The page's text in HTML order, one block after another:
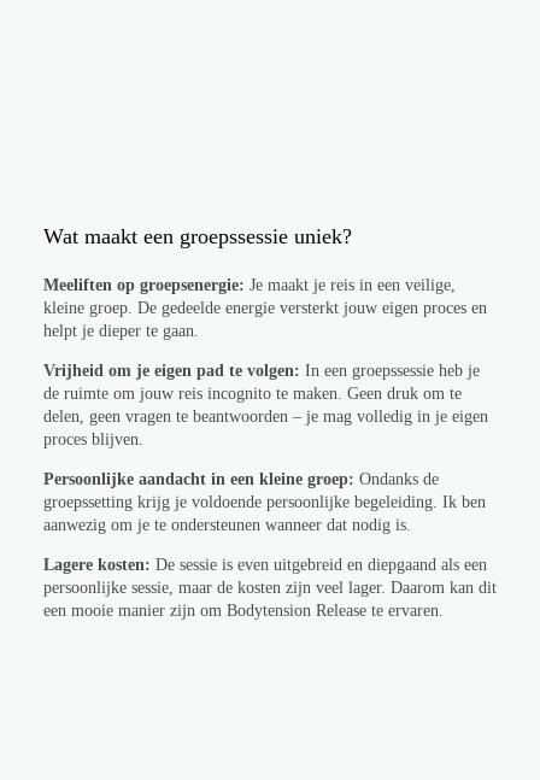
Wat maakt een groepssessie uniek?
Meeliften op groepsenergie: Je maakt je reis in een veilige,
kleine groep. De gedeelde energie versterkt jouw eigen proces en
helpt je dieper te gaan.
Vrijheid om je eigen pad te volgen: In een groepssessie heb je
de ruimte om jouw reis incognito te maken. Geen druk om te
delen, geen vragen te beantwoorden – je mag volledig in je eigen
proces blijven.
Persoonlijke aandacht in een kleine groep: Ondanks de
groepssetting krijg je voldoende persoonlijke begeleiding. Ik ben
aanwezig om je te ondersteunen wanneer dat nodig is.
Lagere kosten: De sessie is even uitgebreid en diepgaand als een
persoonlijke sessie, maar de kosten zijn veel lager. Daarom kan dit
een mooie manier zijn om Bodytension Release te ervaren.